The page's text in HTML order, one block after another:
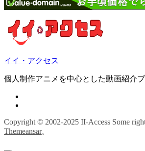
イイ・アクセス
個人制作アニメを中心とした動画紹介
Copyright © 2002-2025 II-Access Some
Themeansar。